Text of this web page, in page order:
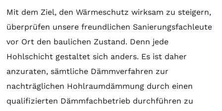
Mit dem Ziel, den Wärmeschutz wirksam zu steigern,
überprüfen unsere freundlichen Sanierungsfachleute
vor Ort den baulichen Zustand. Denn jede
Hohlschicht gestaltet sich anders. Es ist daher
anzuraten, sämtliche Dämmverfahren zur
nachträglichen Hohlraumdämmung durch einen
qualifizierten Dämmfachbetrieb durchführen zu